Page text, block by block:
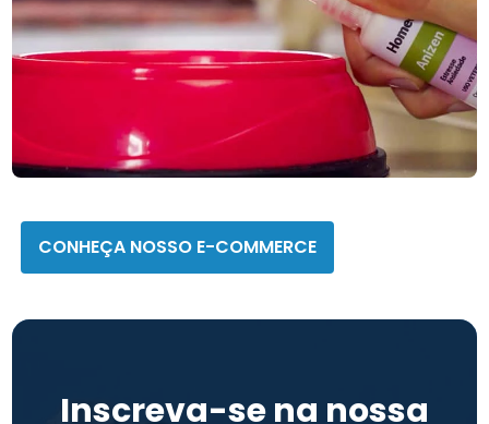
CONHEÇA NOSSO E-COMMERCE
Inscreva-se na nossa